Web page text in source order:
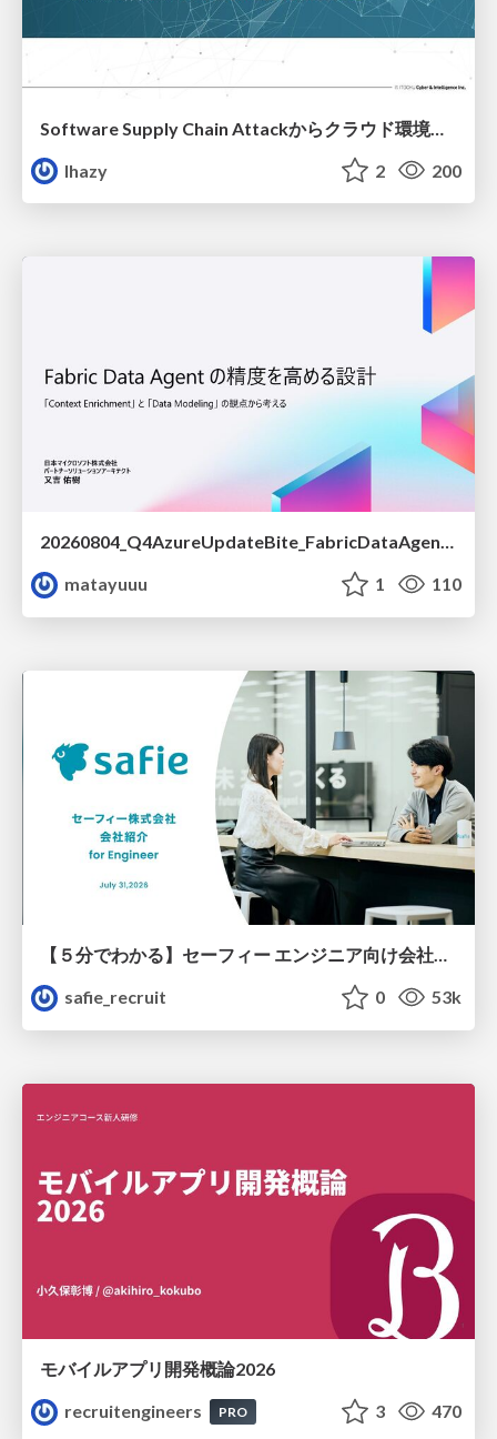
lhazy
2 200
20260804_Q4AzureUpdateBite_FabricDataAgentの精度を高める設計.pdf
matayuuu
1 110
【５分でわかる】セーフィー エンジニア向け会社紹介
safie_recruit
0 53k
モバイルアプリ開発概論2026
recruitengineers
PRO 3 470